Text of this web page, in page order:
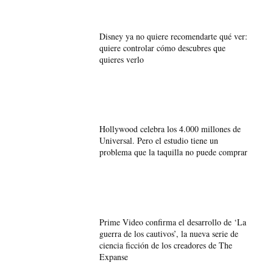
Disney ya no quiere recomendarte qué ver:
quiere controlar cómo descubres que
quieres verlo
Hollywood celebra los 4.000 millones de
Universal. Pero el estudio tiene un
problema que la taquilla no puede comprar
Prime Video confirma el desarrollo de ‘La
guerra de los cautivos’, la nueva serie de
ciencia ficción de los creadores de The
Expanse